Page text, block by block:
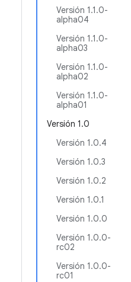
Versión 1.1.0-
alpha04
Versión 1.1.0-
alpha03
Versión 1.1.0-
alpha02
Versión 1.1.0-
alpha01
Versión 1.0
Versión 1.0.4
Versión 1.0.3
Versión 1.0.2
Versión 1.0.1
Versión 1.0.0
Versión 1.0.0-
rc02
Versión 1.0.0-
rc01